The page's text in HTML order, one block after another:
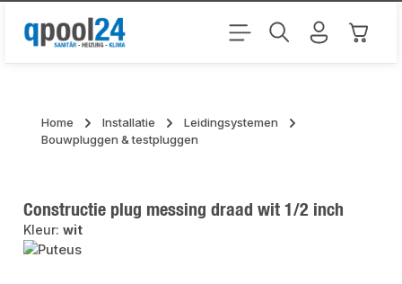
Ga naar de hoofdinhoud
Home Installatie
Leidingsystemen
Bouwpluggen & testpluggen
Constructie plug messing draad wit 1/2 inch
Kleur:wit